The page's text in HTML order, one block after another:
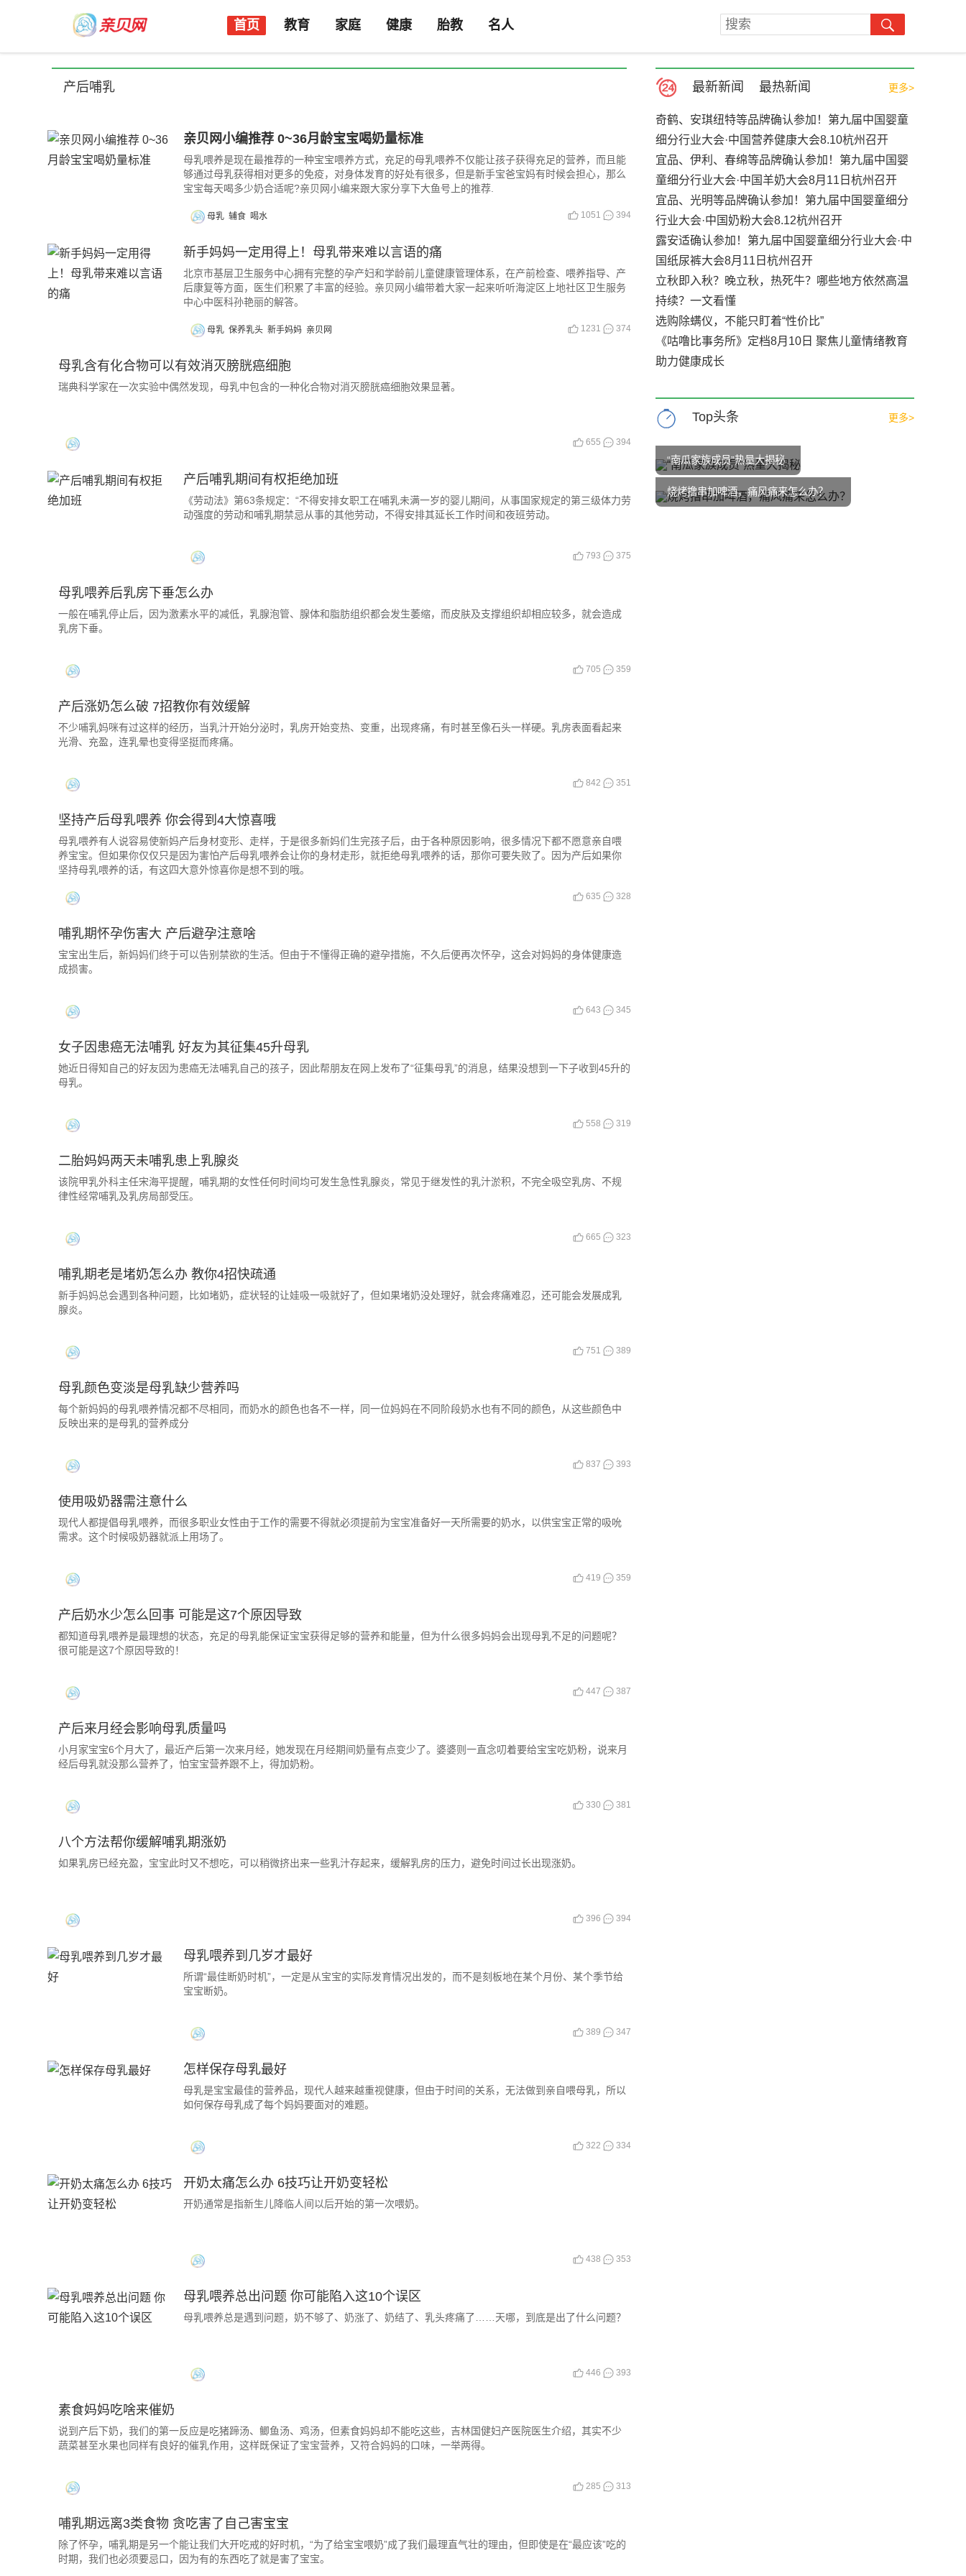
首页 教育 家庭 健康 胎教 名人
产后哺乳
亲贝网小编推荐 0~36月龄宝宝喝奶量标准
母乳喂养是现在最推荐的一种宝宝喂养方式，充足的母乳喂养不仅能让孩子获得充足的营养，而且能
够通过母乳获得相对更多的免疫，对身体发育的好处有很多，但是新手宝爸宝妈有时候会担心，那么
宝宝每天喝多少奶合适呢?亲贝网小编来跟大家分享下大鱼号上的推荐.
母乳 辅食 喝水 1051 394
新手妈妈一定用得上！母乳带来难以言语的痛
北京市基层卫生服务中心拥有完整的孕产妇和学龄前儿童健康管理体系，在产前检查、喂养指导、产
后康复等方面，医生们积累了丰富的经验。亲贝网小编带着大家一起来听听海淀区上地社区卫生服务
中心中医科孙艳丽的解答。
母乳 保养乳头 新手妈妈 亲贝网 1231 374
母乳含有化合物可以有效消灭膀胱癌细胞
瑞典科学家在一次实验中偶然发现，母乳中包含的一种化合物对消灭膀胱癌细胞效果显著。
655 394
产后哺乳期间有权拒绝加班
《劳动法》第63条规定：“不得安排女职工在哺乳未满一岁的婴儿期间，从事国家规定的第三级体力劳
动强度的劳动和哺乳期禁忌从事的其他劳动，不得安排其延长工作时间和夜班劳动。
793 375
母乳喂养后乳房下垂怎么办
一般在哺乳停止后，因为激素水平的减低，乳腺泡管、腺体和脂肪组织都会发生萎缩，而皮肤及支撑组织却相应较多，就会造成
乳房下垂。
705 359
产后涨奶怎么破 7招教你有效缓解
不少哺乳妈咪有过这样的经历，当乳汁开始分泌时，乳房开始变热、变重，出现疼痛，有时甚至像石头一样硬。乳房表面看起来
光滑、充盈，连乳晕也变得坚挺而疼痛。
842 351
坚持产后母乳喂养 你会得到4大惊喜哦
母乳喂养有人说容易使新妈产后身材变形、走样，于是很多新妈们生完孩子后，由于各种原因影响，很多情况下都不愿意亲自喂
养宝宝。但如果你仅仅只是因为害怕产后母乳喂养会让你的身材走形，就拒绝母乳喂养的话，那你可要失败了。因为产后如果你
坚持母乳喂养的话，有这四大意外惊喜你是想不到的哦。
635 328
哺乳期怀孕伤害大 产后避孕注意啥
宝宝出生后，新妈妈们终于可以告别禁欲的生活。但由于不懂得正确的避孕措施，不久后便再次怀孕，这会对妈妈的身体健康造
成损害。
643 345
女子因患癌无法哺乳 好友为其征集45升母乳
她近日得知自己的好友因为患癌无法哺乳自己的孩子，因此帮朋友在网上发布了“征集母乳”的消息，结果没想到一下子收到45升的
母乳。
558 319
二胎妈妈两天未哺乳患上乳腺炎
该院甲乳外科主任宋海平提醒，哺乳期的女性任何时间均可发生急性乳腺炎，常见于继发性的乳汁淤积，不完全吸空乳房、不规
律性经常哺乳及乳房局部受压。
665 323
哺乳期老是堵奶怎么办 教你4招快疏通
新手妈妈总会遇到各种问题，比如堵奶，症状轻的让娃吸一吸就好了，但如果堵奶没处理好，就会疼痛难忍，还可能会发展成乳
腺炎。
751 389
母乳颜色变淡是母乳缺少营养吗
每个新妈妈的母乳喂养情况都不尽相同，而奶水的颜色也各不一样，同一位妈妈在不同阶段奶水也有不同的颜色，从这些颜色中
反映出来的是母乳的营养成分
837 393
使用吸奶器需注意什么
现代人都提倡母乳喂养，而很多职业女性由于工作的需要不得就必须提前为宝宝准备好一天所需要的奶水，以供宝宝正常的吸吮
需求。这个时候吸奶器就派上用场了。
419 359
产后奶水少怎么回事 可能是这7个原因导致
都知道母乳喂养是最理想的状态，充足的母乳能保证宝宝获得足够的营养和能量，但为什么很多妈妈会出现母乳不足的问题呢？
很可能是这7个原因导致的！
447 387
产后来月经会影响母乳质量吗
小月家宝宝6个月大了，最近产后第一次来月经，她发现在月经期间奶量有点变少了。婆婆则一直念叨着要给宝宝吃奶粉，说来月
经后母乳就没那么营养了，怕宝宝营养跟不上，得加奶粉。
330 381
八个方法帮你缓解哺乳期涨奶
如果乳房已经充盈，宝宝此时又不想吃，可以稍微挤出来一些乳汁存起来，缓解乳房的压力，避免时间过长出现涨奶。
396 394
母乳喂养到几岁才最好
所谓“最佳断奶时机”，一定是从宝宝的实际发育情况出发的，而不是刻板地在某个月份、某个季节给
宝宝断奶。
389 347
怎样保存母乳最好
母乳是宝宝最佳的营养品，现代人越来越重视健康，但由于时间的关系，无法做到亲自喂母乳，所以
如何保存母乳成了每个妈妈要面对的难题。
322 334
开奶太痛怎么办 6技巧让开奶变轻松
开奶通常是指新生儿降临人间以后开始的第一次喂奶。
438 353
母乳喂养总出问题 你可能陷入这10个误区
母乳喂养总是遇到问题，奶不够了、奶涨了、奶结了、乳头疼痛了……天哪，到底是出了什么问题？
446 393
素食妈妈吃啥来催奶
说到产后下奶，我们的第一反应是吃猪蹄汤、鲫鱼汤、鸡汤，但素食妈妈却不能吃这些，吉林国健妇产医院医生介绍，其实不少
蔬菜甚至水果也同样有良好的催乳作用，这样既保证了宝宝营养，又符合妈妈的口味，一举两得。
285 313
哺乳期远离3类食物 贪吃害了自己害宝宝
除了怀孕，哺乳期是另一个能让我们大开吃戒的好时机，“为了给宝宝喂奶”成了我们最理直气壮的理由，但即使是在“最应该”吃的
时期，我们也必须要忌口，因为有的东西吃了就是害了宝宝。
最新新闻 最热新闻 更多>
奇鹤、安琪纽特等品牌确认参加！第九届中国婴童
细分行业大会·中国营养健康大会8.10杭州召开
宜品、伊利、春绵等品牌确认参加！第九届中国婴
童细分行业大会·中国羊奶大会8月11日杭州召开
宜品、光明等品牌确认参加！第九届中国婴童细分
行业大会·中国奶粉大会8.12杭州召开
露安适确认参加！第九届中国婴童细分行业大会·中
国纸尿裤大会8月11日杭州召开
立秋即入秋？晚立秋，热死牛？哪些地方依然高温
持续？一文看懂
选购除螨仪，不能只盯着“性价比”
《咕噜比事务所》定档8月10日 聚焦儿童情绪教育
助力健康成长
Top头条 更多>
“南瓜家族成员”热量大揭秘
烧烤撸串加啤酒，痛风痛来怎么办？